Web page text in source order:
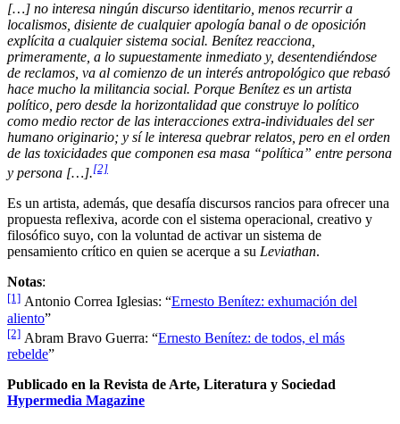
[…] no interesa ningún discurso identitario, menos recurrir a
localismos, disiente de cualquier apología banal o de oposición
explícita a cualquier sistema social. Benítez reacciona,
primeramente, a lo supuestamente inmediato y, desentendiéndose
de reclamos, va al comienzo de un interés antropológico que rebasó
hace mucho la militancia social. Porque Benítez es un artista
político, pero desde la horizontalidad que construye lo político
como medio rector de las interacciones extra-individuales del ser
humano originario; y sí le interesa quebrar relatos, pero en el orden
de las toxicidades que componen esa masa “política” entre persona
y persona […].[2]
Es un artista, además, que desafía discursos rancios para ofrecer una
propuesta reflexiva, acorde con el sistema operacional, creativo y
filosófico suyo, con la voluntad de activar un sistema de
pensamiento crítico en quien se acerque a su Leviathan.
Notas:
[1] Antonio Correa Iglesias: “Ernesto Benítez: exhumación del
aliento”
[2] Abram Bravo Guerra: “Ernesto Benítez: de todos, el más
rebelde”
Publicado en la Revista de Arte, Literatura y Sociedad
Hypermedia Magazine